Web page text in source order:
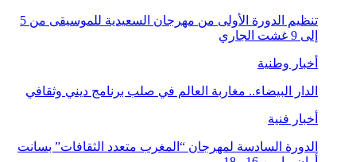
تنظيم الدورة الأولى من مهرجان السعيدية للموسيقى من 5
إلى 9 غشت الجاري
أخبار وطنية
الدار البيضاء.. مغاربة العالم في صلب برنامج ديني وثقافي
أخبار فنية
الدورة السادسة لمهرجان “المغرب متعدد الثقافات” بسانت